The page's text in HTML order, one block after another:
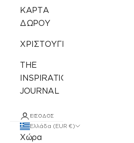
ΚΑΡΤΑ
ΔΩΡΟΥ
ΧΡΙΣΤΟΥΓΕΝΝΙΑΤΙΚΑ
THE
INSPIRATION
JOURNAL
ΕΊΣΟΔΟΣ
Ελλάδα (EUR €)
Χώρα